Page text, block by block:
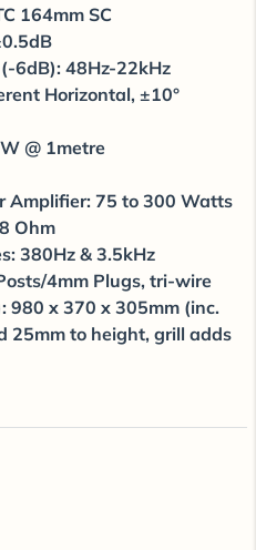
164mm SC
6dB): 48Hz-22kHz
Horizontal, ±10°
@ 1metre
Amplifier: 75 to 300 Watts
Ohm
380Hz & 3.5kHz
4mm Plugs, tri-wire
980 x 370 x 305mm (inc.
25mm to height, grill adds